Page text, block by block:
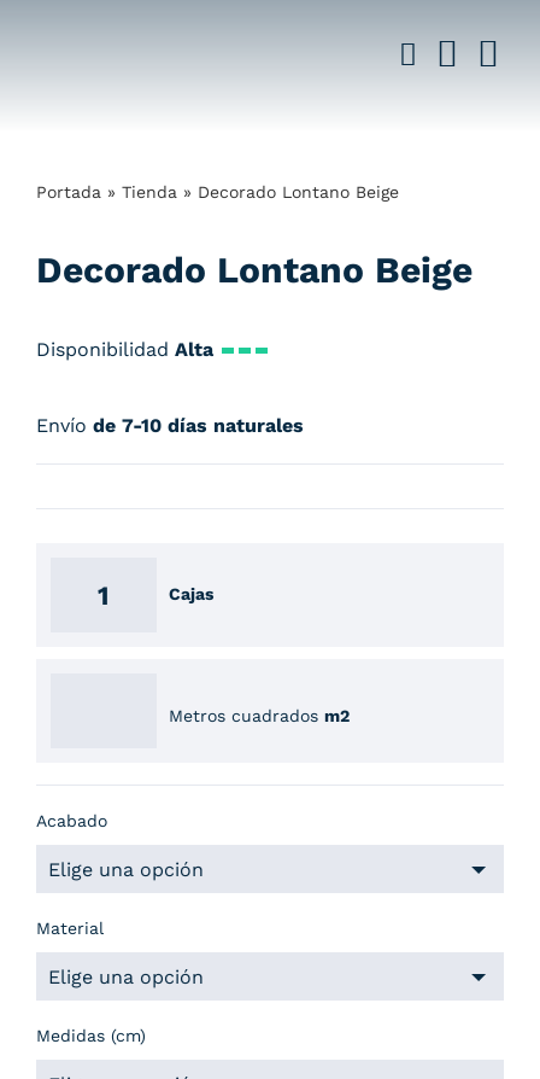
Portada » Tienda » Decorado Lontano Beige
Decorado Lontano Beige
Disponibilidad Alta
Envío de 7-10 días naturales
Cajas
Metros cuadrados m2
Acabado
Material
Medidas (cm)